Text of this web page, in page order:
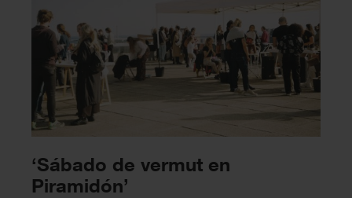
‘Sábado de vermut en
Piramidón’